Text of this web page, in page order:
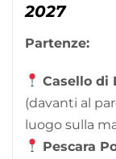
2027
Partenze:
Casello di
(davanti al
luogo sulla
Pescara